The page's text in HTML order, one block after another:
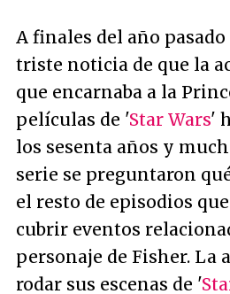
A finales del año
triste noticia de que la
que encarnaba a la
películas de 'Star Wars'
los sesenta años y
serie se preguntaron
el resto de episodios
cubrir eventos
personaje de Fisher. La
rodar sus escenas de '